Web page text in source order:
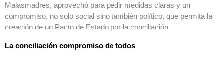
Malasmadres, aprovechó para pedir medidas claras y un
compromiso, no solo social sino también político, que permita la
creación de un Pacto de Estado por la conciliación.
La conciliación compromiso de todos